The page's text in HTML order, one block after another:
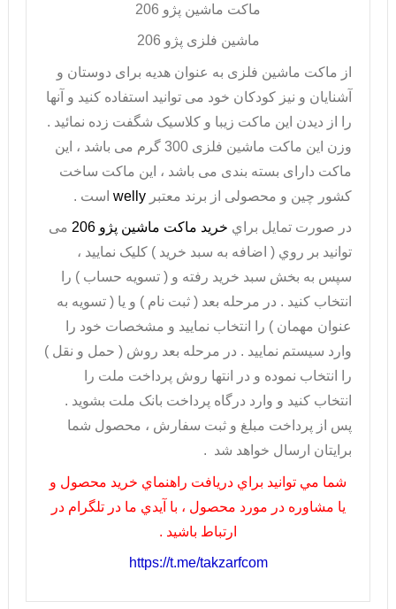
ماکت ماشین پژو 206
ماشین فلزی پژو 206
از ماکت ماشین فلزی به عنوان هدیه برای دوستان و
آشنایان و نیز کودکان خود می توانید استفاده کنید و آنها
را از دیدن این ماکت زیبا و کلاسیک شگفت زده نمائید .
وزن این ماکت ماشین فلزی 300 گرم می باشد ، این
ماکت دارای بسته بندی می باشد ، این ماکت ساخت
کشور چین و محصولی از برند معتبر welly است .
در صورت تمايل براي خريد ماکت ماشین پژو 206
می
توانيد بر روي ( اضافه به سبد خريد ) کليک نماييد ،
سپس به بخش سبد خريد رفته و ( تسويه حساب ) را
انتخاب کنيد . در مرحله بعد ( ثبت نام ) و يا ( تسويه به
عنوان مهمان ) را انتخاب نماييد و مشخصات خود را
وارد سيستم نماييد . در مرحله بعد روش ( حمل و نقل )
را انتخاب نموده و در انتها روش پرداخت ملت را
انتخاب کنيد و وارد درگاه پرداخت بانک ملت بشويد .
پس از پرداخت مبلغ و ثبت سفارش ، محصول شما
برايتان ارسال خواهد شد .
شما مي توانيد براي دريافت راهنماي خريد محصول و
يا مشاوره در مورد محصول ، با آيدي ما در تلگرام در
ارتباط باشيد .
https://t.me/takzarfcom